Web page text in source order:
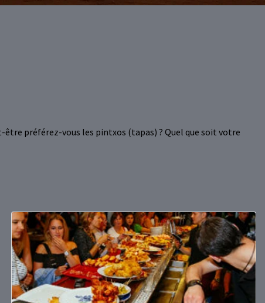
préférez-vous les pintxos (tapas) ? Quel que soit votre